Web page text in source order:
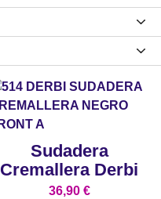
Sudadera
Cremallera Derbi
36,90 €